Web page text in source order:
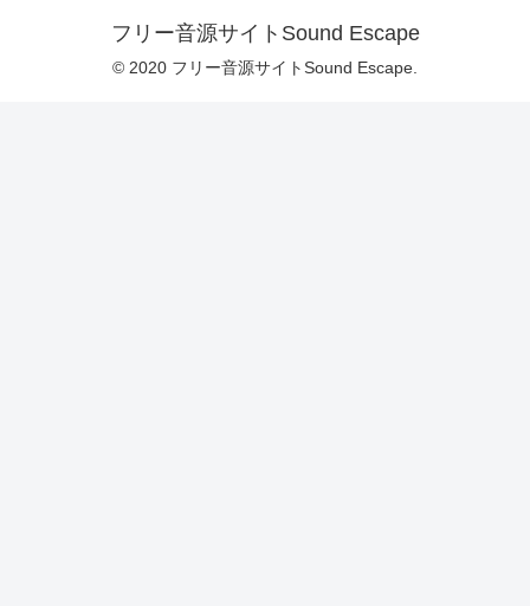
フリー音源サイトSound Escape
© 2020 フリー音源サイトSound Escape.